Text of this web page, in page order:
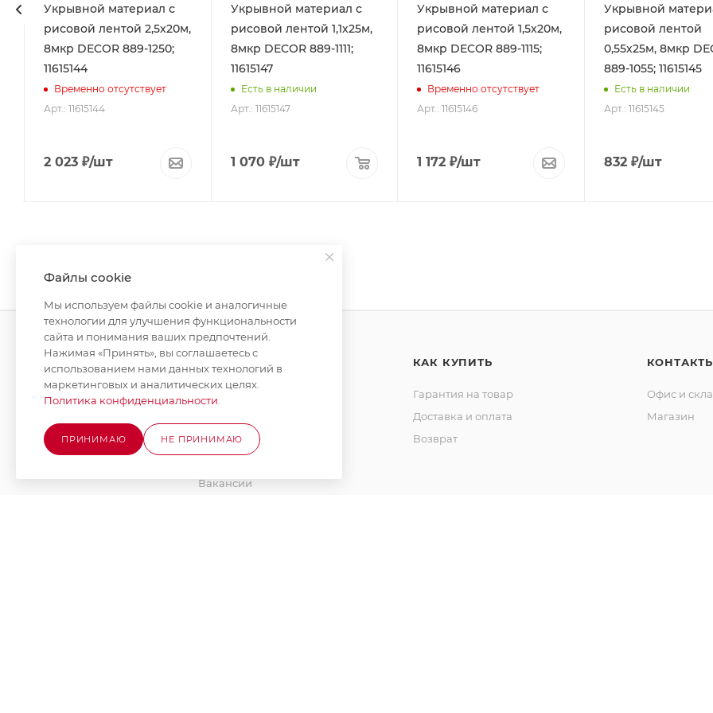
Укрывной материал с
рисовой лентой 2,5х20м,
8мкр DЕCOR 889-1250;
11615144
Временно отсутствует
Арт.: 11615144
2 023₽/шт
Укрывной материал с
рисовой лентой 1,1х25м,
8мкр DЕCOR 889-1111;
11615147
Есть в наличии
Арт.: 11615147
1 070₽/шт
Укрывной материал с
рисовой лентой 1,5х20м,
8мкр DЕCOR 889-1115;
11615146
Временно отсутствует
Арт.: 11615146
1 172 ₽/шт
Укрывной
рисовой лентой
0,55х25м, 8мкр
889-1055; 11615145
Есть в наличии
Арт.: 11615145
832 ₽/шт
АКЦИИ
БРЕНДЫ
КОМПАНИЯ
О компании
Стать поставщиком
Вакансии
КАК КУПИТЬ
Гарантия на товар
Доставка и оплата
Возврат
Офис и
Магазин
Файлы cookie
Мы используем файлы cookie и аналогичные
технологии для улучшения функциональности
сайта и понимания ваших предпочтений.
Нажимая «Принять», вы соглашаетесь с
использованием нами данных технологий в
маркетинговых и аналитических целях.
Политика конфиденциальности
ПРИНИМАЮ НЕ ПРИНИМАЮ